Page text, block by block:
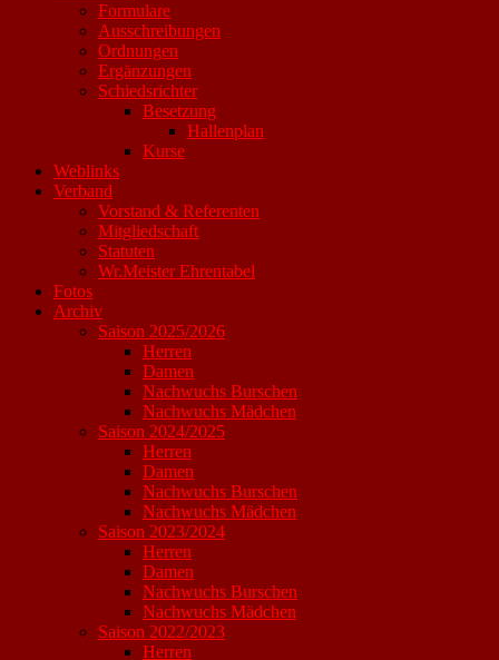
Formulare
Ausschreibungen
Ordnungen
Ergänzungen
Schiedsrichter
Besetzung
Hallenplan
Kurse
Weblinks
Verband
Vorstand & Referenten
Mitgliedschaft
Statuten
Wr.Meister Ehrentabel
Fotos
Archiv
Saison 2025/2026
Herren
Damen
Nachwuchs Burschen
Nachwuchs Mädchen
Saison 2024/2025
Herren
Damen
Nachwuchs Burschen
Nachwuchs Mädchen
Saison 2023/2024
Herren
Damen
Nachwuchs Burschen
Nachwuchs Mädchen
Saison 2022/2023
Herren